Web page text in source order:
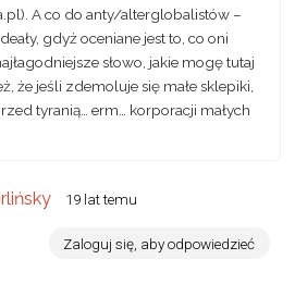
A co do anty/alterglobalistów –
gdyż oceniane jest to, co oni
słowo, jakie mogę tutaj
że jeśli zdemoluje się małe sklepiki,
tyranią… erm… korporacji małych
19 lat temu
Zaloguj się, aby odpowiedzieć